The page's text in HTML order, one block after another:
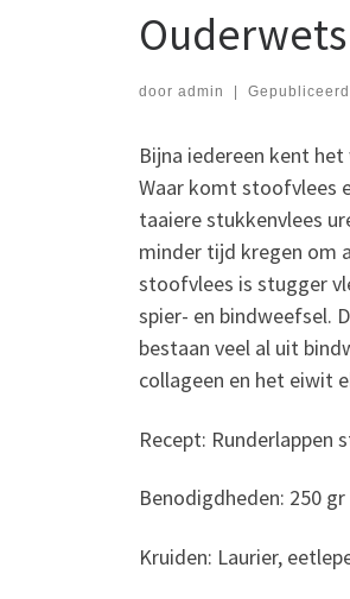
door admin Gepubliceerd
Bijna iedereen kent
Waar komt stoofvlees
taaiere stukkenvlees
minder tijd kregen om
stoofvlees is stugger
spier- en bindweefsel.
bestaan veel al uit
collageen en het eiwit
Recept: Runderlappen
Benodigdheden: 250
Kruiden: Laurier,